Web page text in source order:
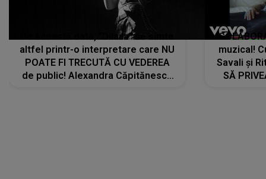
De această dată, "Dilaila" se simte
altfel printr-o interpretare care NU
POATE FI TRECUTĂ CU VEDEREA
de public! Alexandra Căpitănescu
muzical!
Savali și
SĂ